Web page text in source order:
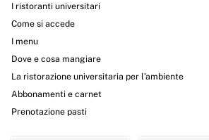
I ristoranti universitari
Come si accede
I menu
Dove e cosa mangiare
La ristorazione universitaria per l’ambiente
Abbonamenti e carnet
Prenotazione pasti